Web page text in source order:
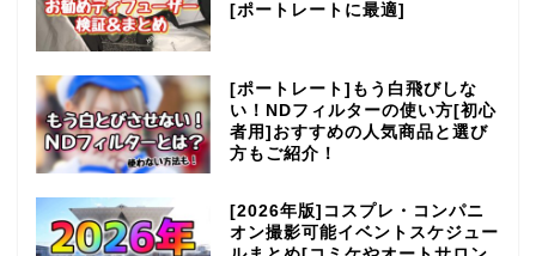
[ポートレートに最適]
[ポートレート]もう白飛びしな
い！NDフィルターの使い方[初心
者用]おすすめの人気商品と選び
方もご紹介！
[2026年版]コスプレ・コンパニ
オン撮影可能イベントスケジュー